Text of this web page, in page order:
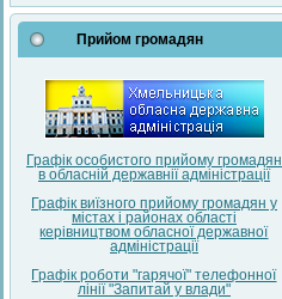
Прийом громадян
Графік особистого прийому громадян
в обласній державнії адміністрації
Графік виїзного прийому громадян у
містах і районах області
керівництвом обласної державної
адміністрації
Графік роботи "гарячої" телефонної
лінії "Запитай у влади"